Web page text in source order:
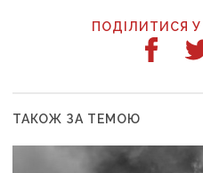
ПОДІЛИТИСЯ
ТАКОЖ ЗА ТЕМОЮ